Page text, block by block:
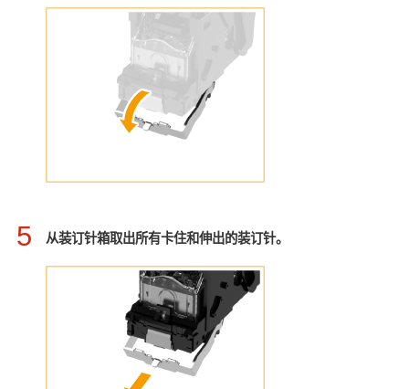
5 从装订针箱取出所有卡住和伸出的装订针。